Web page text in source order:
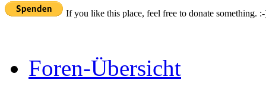
If you like this place, feel free to donate something.
Foren-Übersicht